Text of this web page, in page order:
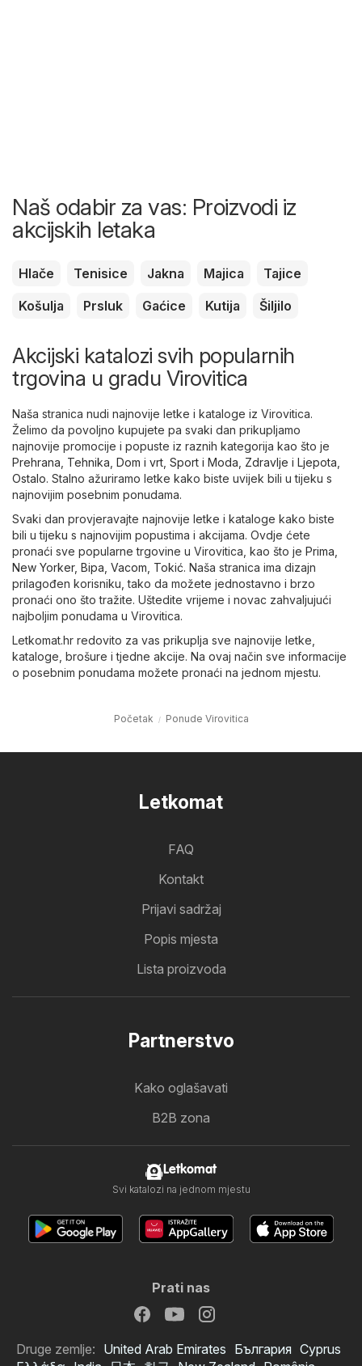
Naš odabir za vas: Proizvodi iz
akcijskih letaka
Hlače Tenisice Jakna Majica
Tajice
Košulja
Prsluk Gaćice Kutija Šiljilo
Akcijski katalozi svih popularnih
trgovina u gradu Virovitica
Naša stranica nudi najnovije letke i kataloge iz Virovitica.
Želimo da povoljno kupujete pa svaki dan prikupljamo
najnovije promocije i popuste iz raznih kategorija kao što je
Prehrana Tehnika Dom i vrt Sport i Moda Zdravlje i Ljepota
Ostalo. Stalno ažuriramo letke kako biste uvijek bili u tijeku s
najnovijim posebnim ponudama.
Svaki dan provjeravajte najnovije letke i kataloge kako biste
bili u tijeku s najnovijim popustima i akcijama. Ovdje ćete
pronaći sve popularne trgovine u Virovitica, kao što je Prima
New Yorker, Bipa Vacom Tokić. Naša stranica ima dizajn
prilagođen korisniku, tako da možete jednostavno i brzo
pronaći ono što tražite. Uštedite vrijeme i novac zahvaljujući
najboljim ponudama u Virovitica.
Letkomat.hr redovito za vas prikuplja sve najnovije letke,
kataloge, brošure i tjedne akcije. Na ovaj način sve informacije
o posebnim ponudama možete pronaći na jednom mjestu.
Početak Ponude Virovitica
Letkomat
FAQ
Kontakt
Prijavi sadržaj
Popis mjesta
Lista proizvoda
Partnerstvo
Kako oglašavati
B2B zona
Letkomat
Svi katalozi na jednom mjestu
Prati nas
Druge zemlje: United Arab Emirates България Cyprus